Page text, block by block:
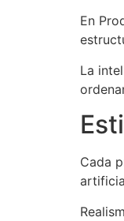
En
La
Cada